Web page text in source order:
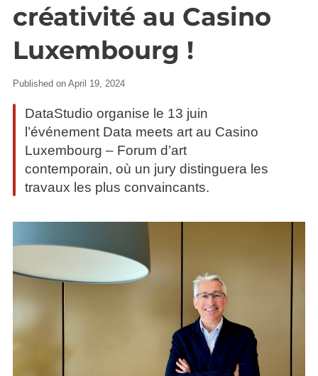
créativité au Casino
Luxembourg !
Published on April 19, 2024
DataStudio organise le 13 juin
l’événement Data meets art au Casino
Luxembourg – Forum d’art
contemporain, où un jury distinguera les
travaux les plus convaincants.